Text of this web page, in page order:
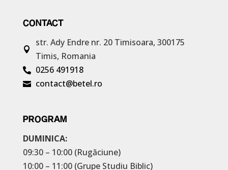
CONTACT

str. Ady Endre nr. 20 Timisoara, 300175
Timis, Romania
 0256 491918
 contact@betel.ro
PROGRAM
DUMINICA:
09:30 – 10:00 (Rugăciune)
10:00 – 11:00 (Grupe Studiu Biblic)